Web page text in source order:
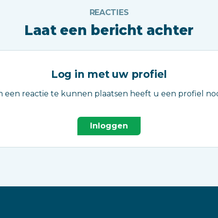
REACTIES
Laat een bericht achter
Log in met uw profiel
een reactie te kunnen plaatsen heeft u een profiel
Inloggen